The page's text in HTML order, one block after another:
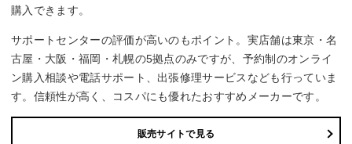
購入できます。
サポートセンターの評価が高いのもポイント。実店舗は東京・名
古屋・大阪・福岡・札幌の5拠点のみですが、予約制のオンライ
ン購入相談や電話サポート、出張修理サービスなども行っていま
す。信頼性が高く、コスパにも優れたおすすめメーカーです。
販売サイトで見る